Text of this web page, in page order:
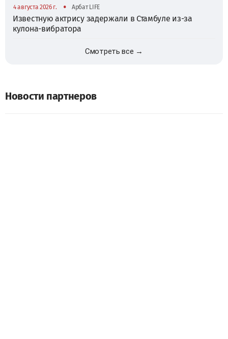
4 августа 2026 г. • Арбат LIFE
Известную актрису задержали в Стамбуле из-за
кулона-вибратора
Смотреть все →
Новости партнеров